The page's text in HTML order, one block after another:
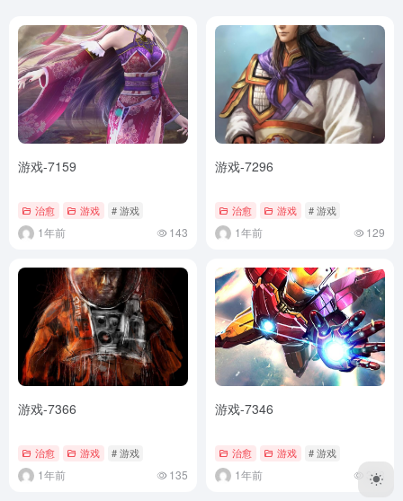
游戏-7159
治愈 游戏 # 游戏
1年前 143
游戏-7296
治愈 游戏 # 游戏
1年前 129
游戏-7366
治愈 游戏 # 游戏
1年前 135
游戏-7346
治愈 游戏 # 游戏
1年前 308